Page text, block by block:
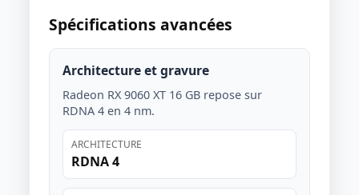
Spécifications avancées
Architecture et gravure
Radeon RX 9060 XT 16 GB repose sur
RDNA 4 en 4 nm.
ARCHITECTURE
RDNA 4